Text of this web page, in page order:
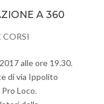
A 360
CORSI
alle ore 19.30.
di via Ippolito
Pro Loco.